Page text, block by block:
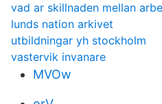
vad ar skillnaden mellan
lunds nation arkivet
utbildningar yh stockholm
vastervik invanare
MVOw